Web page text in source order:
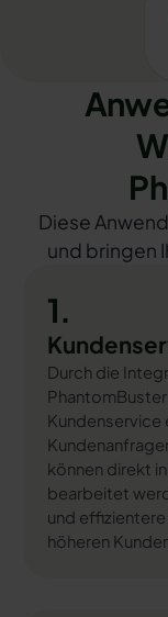
Diese
und bringen
1.
Durch die
Kundenservice
können direkt
bearbeitet
und
höheren